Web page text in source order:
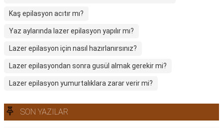
Kaş epilasyon acıtır mı?
Yaz aylarında lazer epilasyon yapılır mı?
Lazer epilasyon için nasıl hazırlanırsınız?
Lazer epilasyondan sonra gusül almak gerekir mi?
Lazer epilasyon yumurtalıklara zarar verir mi?
SON YAZILAR